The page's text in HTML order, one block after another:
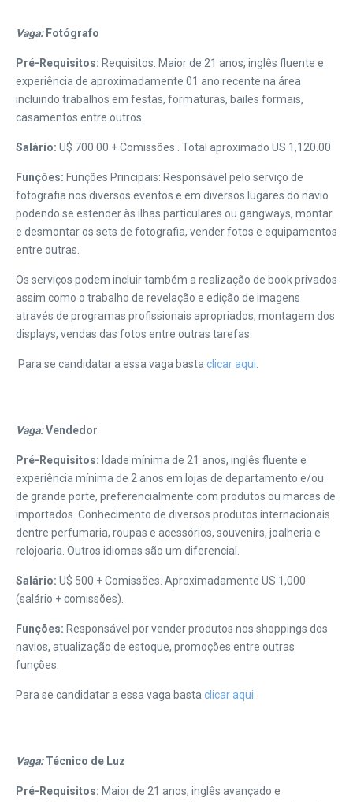
Vaga: Fotógrafo
Pré-Requisitos: Requisitos: Maior de 21 anos, inglês fluente e
experiência de aproximadamente 01 ano recente na área
incluindo trabalhos em festas, formaturas, bailes formais,
casamentos entre outros.
Salário: U$ 700.00 + Comissões . Total aproximado US 1,120.00
Funções: Funções Principais: Responsável pelo serviço de
fotografia nos diversos eventos e em diversos lugares do navio
podendo se estender às ilhas particulares ou gangways, montar
e desmontar os sets de fotografia, vender fotos e equipamentos
entre outras.
Os serviços podem incluir também a realização de book privados
assim como o trabalho de revelação e edição de imagens
através de programas profissionais apropriados, montagem dos
displays, vendas das fotos entre outras tarefas.
Para se candidatar a essa vaga basta clicar aqui
Vaga:Vendedor
Pré-Requisitos: Idade mínima de 21 anos, inglês fluente e
experiência mínima de 2 anos em lojas de departamento e/ou
de grande porte, preferencialmente com produtos ou marcas de
importados. Conhecimento de diversos produtos internacionais
dentre perfumaria, roupas e acessórios, souvenirs, joalheria e
relojoaria. Outros idiomas são um diferencial.
Salário: U$ 500 + Comissões. Aproximadamente US 1,000
(salário + comissões).
Funções: Responsável por vender produtos nos shoppings dos
navios, atualização de estoque, promoções entre outras
funções.
Para se candidatar a essa vaga basta clicar aqui
Vaga:Técnico de Luz
Pré-Requisitos: Maior de 21 anos, inglês avançado e